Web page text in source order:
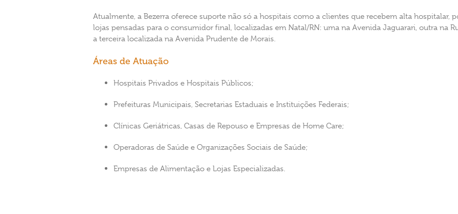
Atualmente, a Bezerra oferece suporte não só a hospitais como a clientes que recebem alta hospitalar,
lojas pensadas para o consumidor final, localizadas em Natal/RN: uma na Avenida Jaguarari, outra na
a terceira localizada na Avenida Prudente de Morais.
Áreas de Atuação
Hospitais Privados e Hospitais Públicos;
Prefeituras Municipais, Secretarias Estaduais e Instituições Federais;
Clínicas Geriátricas, Casas de Repouso e Empresas de Home Care;
Operadoras de Saúde e Organizações Sociais de Saúde;
Empresas de Alimentação e Lojas Especializadas.